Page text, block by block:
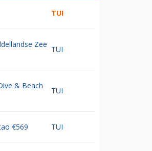
TUI
Zee
TUI
& Beach
TUI
€569 TUI